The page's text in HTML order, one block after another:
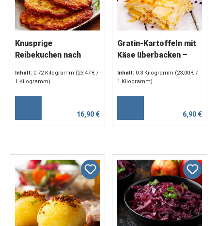
Knusprige
Reibekuchen nach
180 g)
Inhalt: 0.72 Kilogramm (23,47 € /
1 Kilogramm)
16,90 €
Gratin-Kartoffeln mit
Käse überbacken –
g)
Inhalt: 0.3 Kilogramm (23,00 € /
1 Kilogramm)
6,90 €